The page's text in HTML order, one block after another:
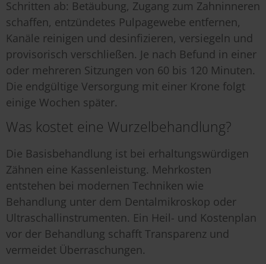
Schritten ab: Betäubung, Zugang zum Zahninneren
schaffen, entzündetes Pulpagewebe entfernen,
Kanäle reinigen und desinfizieren, versiegeln und
provisorisch verschließen. Je nach Befund in einer
oder mehreren Sitzungen von 60 bis 120 Minuten.
Die endgültige Versorgung mit einer Krone folgt
einige Wochen später.
Was kostet eine Wurzelbehandlung?
Die Basisbehandlung ist bei erhaltungswürdigen
Zähnen eine Kassenleistung. Mehrkosten
entstehen bei modernen Techniken wie
Behandlung unter dem Dentalmikroskop oder
Ultraschallinstrumenten. Ein Heil- und Kostenplan
vor der Behandlung schafft Transparenz und
vermeidet Überraschungen.